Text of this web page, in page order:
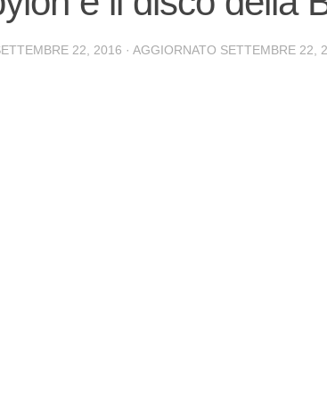
22, 2016 · AGGIORNATO SETTEMBRE 22,